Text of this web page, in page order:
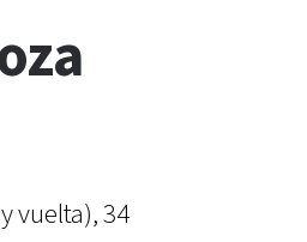
vuelta), 34